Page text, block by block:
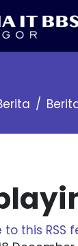
to this RSS